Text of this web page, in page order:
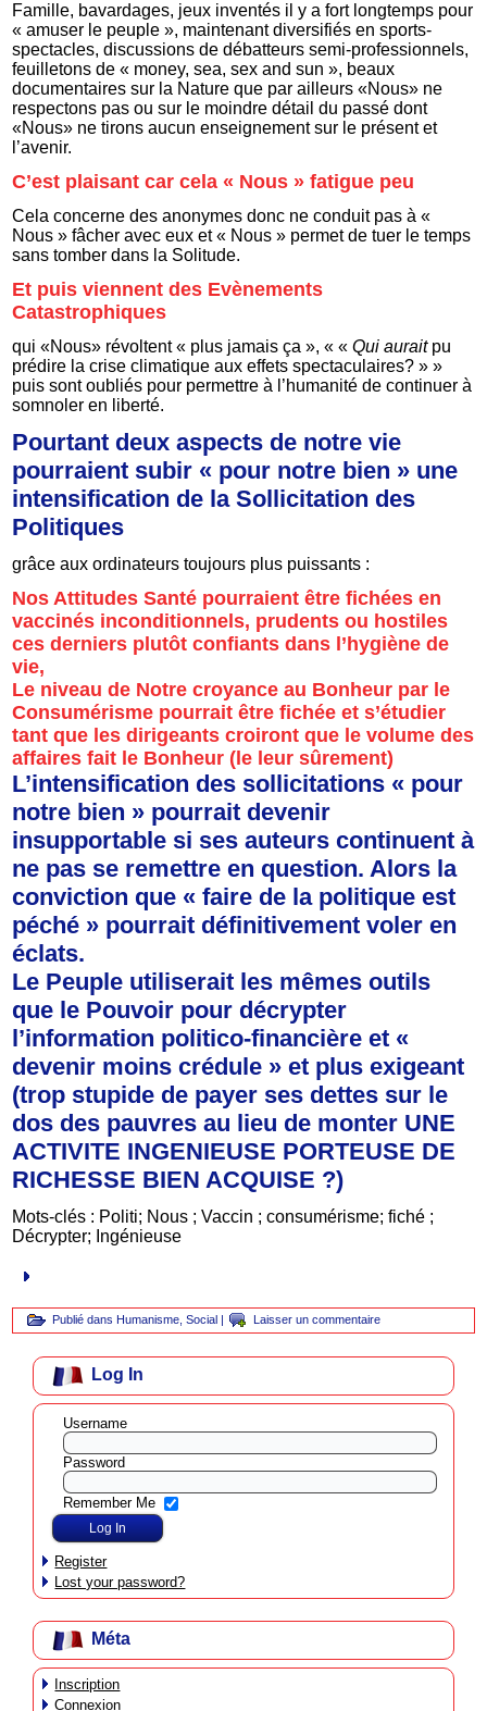
Famille, bavardages, jeux inventés il y a fort longtemps pour
« amuser le peuple », maintenant diversifiés en sports-
spectacles, discussions de débatteurs semi-professionnels,
feuilletons de « money, sea, sex and sun », beaux
documentaires sur la Nature que par ailleurs «Nous» ne
respectons pas ou sur le moindre détail du passé dont
«Nous» ne tirons aucun enseignement sur le présent et
l’avenir.
C’est plaisant car cela « Nous » fatigue peu
Cela concerne des anonymes donc ne conduit pas à «
Nous » fâcher avec eux et « Nous » permet de tuer le temps
sans tomber dans la Solitude.
Et puis viennent des Evènements
Catastrophiques
qui «Nous» révoltent « plus jamais ça », « «Qui auraitpu
prédire la crise climatique aux effets spectaculaires? » »
puis sont oubliés pour permettre à l’humanité de continuer à
somnoler en liberté.
Pourtant deux aspects de notre vie
pourraient subir « pour notre bien » une
intensification de la Sollicitation des
Politiques
grâce aux ordinateurs toujours plus puissants :
Nos Attitudes Santé pourraient être fichées en
vaccinés inconditionnels, prudents ou hostiles
ces derniers plutôt confiants dans l’hygiène de
vie,
Le niveau de Notre croyance au Bonheur par le
Consumérisme pourrait être fichée et s’étudier
tant que les dirigeants croiront que le volume des
affaires fait le Bonheur (le leur sûrement)
L’intensification des sollicitations « pour
notre bien » pourrait devenir
insupportable si ses auteurs continuent à
ne pas se remettre en question. Alors la
conviction que « faire de la politique est
péché » pourrait définitivement voler en
éclats.
Le Peuple utiliserait les mêmes outils
que le Pouvoir pour décrypter
l’information politico-financière et «
devenir moins crédule » et plus exigeant
(trop stupide de payer ses dettes sur le
dos des pauvres au lieu de monter UNE
ACTIVITE INGENIEUSE PORTEUSE DE
RICHESSE BIEN ACQUISE ?)
Mots-clés : Politi; Nous ; Vaccin ; consumérisme; fiché ;
Décrypter; Ingénieuse
Publié dans Humanisme ,Social Laisser un commentaire
Log In
Username
Password
Remember Me
Register
Lost your password?
Méta
Inscription
Connexion